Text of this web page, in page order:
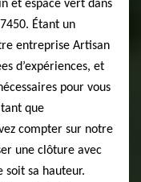
et espace vert dans
Étant un
entreprise Artisan
d’expériences, et
pour vous
que
compter sur notre
une clôture avec
sa hauteur.